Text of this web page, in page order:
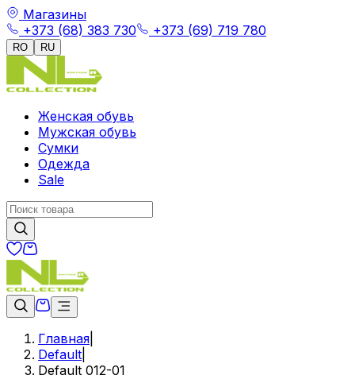
Магазины
+373 (68) 383 730
+373 (69) 719 780
RO RU
Женская обувь
Мужская обувь
Сумки
Одежда
Sale
Главная
Default
Default 012-01